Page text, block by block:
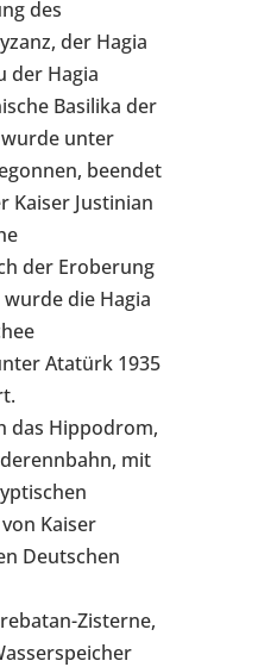
des
der Hagia
der Hagia
Basilika der
wurde unter
beendet
Kaiser Justinian
der Eroberung
die Hagia
Atatürk 1935
das Hippodrom,
mit
Kaiser
Deutschen
Zisterne,